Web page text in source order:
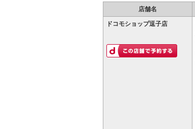
店舗名
ドコモショップ逗子店